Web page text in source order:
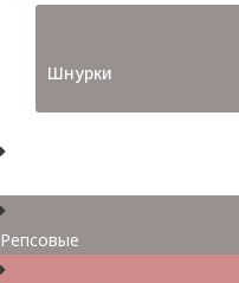
Шнурки
Репсовые